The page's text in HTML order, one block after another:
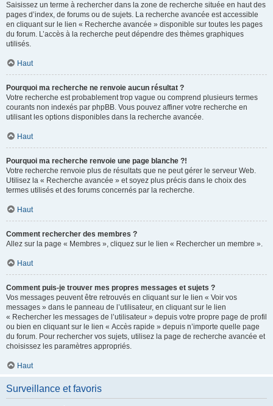
Saisissez un terme à rechercher dans la zone de recherche située en haut des
pages d’index, de forums ou de sujets. La recherche avancée est accessible
en cliquant sur le lien « Recherche avancée » disponible sur toutes les pages
du forum. L’accès à la recherche peut dépendre des thèmes graphiques
utilisés.
Haut
Pourquoi ma recherche ne renvoie aucun résultat ?
Votre recherche est probablement trop vague ou comprend plusieurs termes
courants non indexés par phpBB. Vous pouvez affiner votre recherche en
utilisant les options disponibles dans la recherche avancée.
Haut
Pourquoi ma recherche renvoie une page blanche ?!
Votre recherche renvoie plus de résultats que ne peut gérer le serveur Web.
Utilisez la « Recherche avancée » et soyez plus précis dans le choix des
termes utilisés et des forums concernés par la recherche.
Haut
Comment rechercher des membres ?
Allez sur la page « Membres », cliquez sur le lien « Rechercher un membre ».
Haut
Comment puis-je trouver mes propres messages et sujets ?
Vos messages peuvent être retrouvés en cliquant sur le lien « Voir vos
messages » dans le panneau de l’utilisateur, en cliquant sur le lien
« Rechercher les messages de l’utilisateur » depuis votre propre page de profil
ou bien en cliquant sur le lien « Accès rapide » depuis n’importe quelle page
du forum. Pour rechercher vos sujets, utilisez la page de recherche avancée et
choisissez les paramètres appropriés.
Haut
Surveillance et favoris